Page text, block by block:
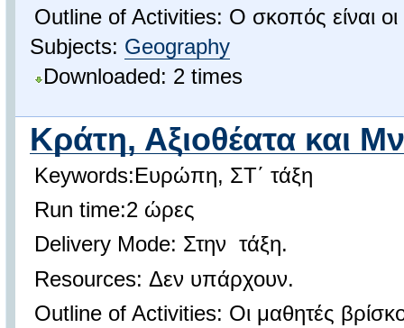
Outline of Activities: Ο σκοπός είναι
Subjects: Geography
Downloaded: 2 times
Κράτη, Αξιοθέατα και
Keywords:Ευρώπη, ΣΤ΄ τάξη
Run time:2 ώρες
Delivery Mode: Στην τάξη.
Resources: Δεν υπάρχουν.
Outline of Activities: Οι μαθητές